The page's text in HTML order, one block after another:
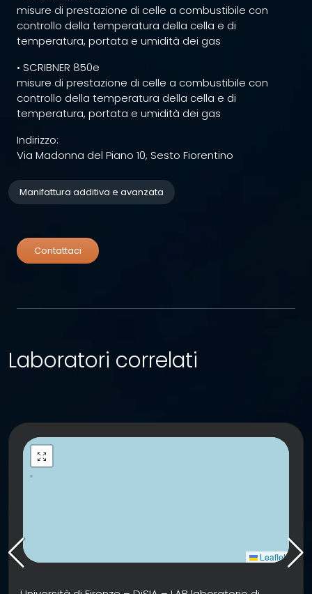
misure di prestazione di celle a combustibile con
controllo della temperatura della cella e di
temperatura, portata e umidità dei gas
• SCRIBNER 850e
misure di prestazione di celle a combustibile con
controllo della temperatura della cella e di
temperatura, portata e umidità dei gas
Indirizzo:
Via Madonna del Piano 10, Sesto Fiorentino
Manifattura additiva e avanzata
Contattaci
Laboratori correlati
Leaflet